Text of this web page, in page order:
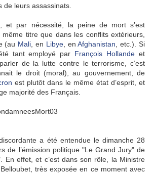
de leurs assassinats.
et par nécessité, la peine de mort s’est
titre que dans les conflits extérieurs,
(au Mali , en Libye, enAfghanistan , etc.). Si
tant employé par François Hollande et
de la lutte contre le terrorisme, c’est
le droit (moral), au gouvernement, de
est plutôt dans le même état d’esprit, et
majorité des Français.
a été entendue le dimanche 28
de l’émission politique "Le Grand Jury" de
En effet, et c’est dans son rôle, la Ministre
très exposée en ce moment avec